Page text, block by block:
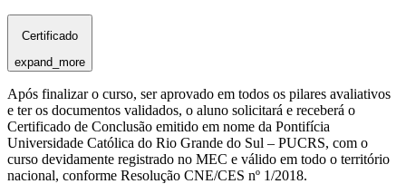
Certificado
expand_more
Após finalizar o curso, ser aprovado em todos os pilares avaliativos
e ter os documentos validados, o aluno solicitará e receberá o
Certificado de Conclusão emitido em nome da Pontifícia
Universidade Católica do Rio Grande do Sul – PUCRS, com o
curso devidamente registrado no MEC e válido em todo o território
nacional, conforme Resolução CNE/CES nº 1/2018.